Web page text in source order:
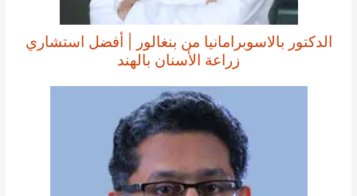
الدكتور بالاسوبرامانيا من بنغالور | أفضل استشاري
زراعة الأسنان بالهند